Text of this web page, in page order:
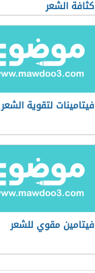
كثافة الشعر
فيتامينات لتقوية الشعر
فيتامين مقوي للشعر